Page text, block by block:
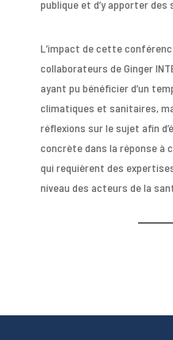
publique et d’y apporter des
L’impact de cette
collaborateurs de Ginger
ayant pu bénéficier d’un
climatiques et sanitaires,
réflexions sur le sujet afin
concrète dans la réponse à
qui requièrent des
niveau des acteurs de la